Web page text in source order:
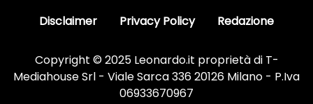
Disclaimer Privacy Policy Redazione
Copyright © 2025 Leonardo.it proprietà di T-
Mediahouse Srl - Viale Sarca 336 20126 Milano - P.Iva
06933670967